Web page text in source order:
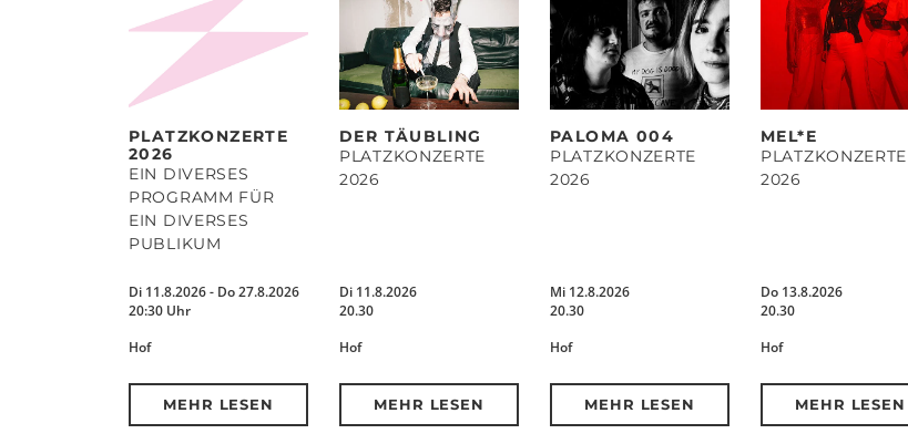
PLATZKONZERTE
2026
EIN DIVERSES
PROGRAMM FÜR
EIN DIVERSES
PUBLIKUM
Di 11.8.2026 - Do 27.8.2026
20:30 Uhr
Hof
MEHR LESEN
DER TÄUBLING
PLATZKONZERTE
2026
Di 11.8.2026
20.30
Hof
MEHR LESEN
PALOMA 004
PLATZKONZERTE
2026
Mi 12.8.2026
20.30
Hof
MEHR LESEN
MEL*E
PLATZKONZERTE
2026
Do 13.8.2026
20.30
Hof
MEHR LESEN